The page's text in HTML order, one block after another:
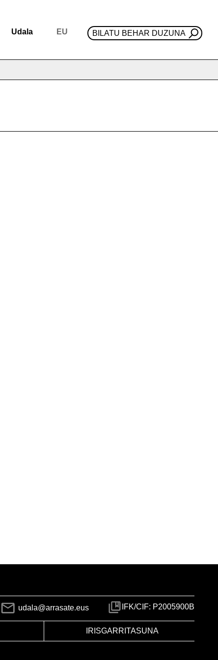
Udala EU BILATU BEHAR DUZUNA
udala@arrasate.eus IFK/CIF: P2005900B
IRISGARRITASUNA